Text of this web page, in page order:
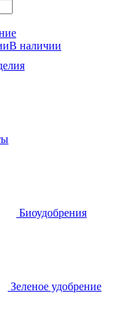
В наличии
Биоудобрения
Зеленое удобрение